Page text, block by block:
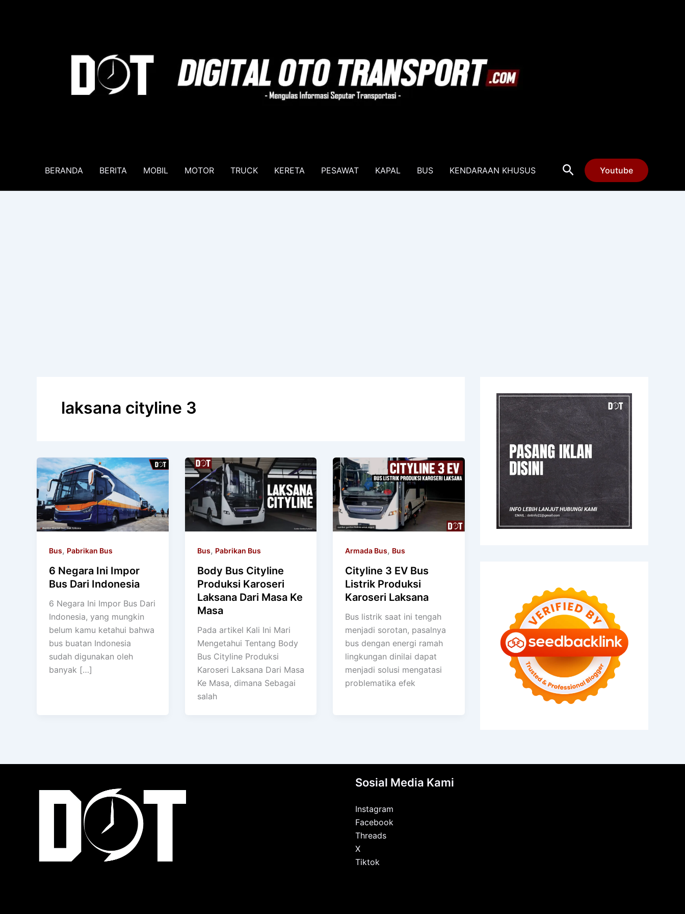
BERANDA BERITA MOBIL MOTOR TRUCK KERETA PESAWAT KAPAL BUS KENDARAAN KHUSUS Cari Youtube
laksana cityline 3
Bus, Pabrikan Bus
6 Negara Ini Impor
Bus Dari Indonesia
6 Negara Ini Impor Bus Dari
Indonesia, yang mungkin
belum kamu ketahui bahwa
bus buatan Indonesia
sudah digunakan oleh
banyak […]
Bus, Pabrikan Bus
Body Bus Cityline
Produksi Karoseri
Laksana Dari Masa Ke
Masa
Pada artikel Kali Ini Mari
Mengetahui Tentang Body
Bus Cityline Produksi
Karoseri Laksana Dari Masa
Ke Masa, dimana Sebagai
salah
Armada Bus, Bus
Cityline 3 EV Bus
Listrik Produksi
Karoseri Laksana
Bus listrik saat ini tengah
menjadi sorotan, pasalnya
bus dengan energi ramah
lingkungan dinilai dapat
menjadi solusi mengatasi
problematika efek
Sosial Media Kami
Instagram
Facebook
Threads
X
Tiktok